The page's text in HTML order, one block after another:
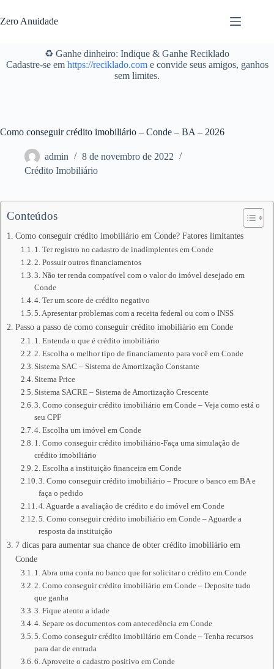
para
o
Zero Anuidade
♻️ Ganhe dinheiro: Indique & Ganhe Reciklado
Cadastre-se em https://reciklado.come convide seus amigos, ganhos
sem limites.
Como conseguir crédito imobiliário – Conde – BA – 2026
admin
8 de novembro de 2022
Crédito Imobiliário
Conteúdos
Como conseguir crédito imobiliário em Conde? Fatores limitantes
1. Ter registro no cadastro de inadimplentes em Conde
2. Possuir outros financiamentos
3. Não ter renda compatível com o valor do imóvel desejado em
Conde
4. Ter um score de crédito negativo
5. Apresentar problemas com a receita federal ou com o INSS
Passo a passo de como conseguir crédito imobiliário em Conde
1. Entenda o que é crédito imobiliário
2. Escolha o melhor tipo de financiamento para você em Conde
Sistema SAC – Sistema de Amortização Constante
Sitema Price
Sistema SACRE – Sistema de Amortização Crescente
3. Como conseguir crédito imobiliário em Conde – Veja como está o
seu CPF
4. Escolha um imóvel em Conde
1. Como conseguir crédito imobiliário-Faça uma simulação de
crédito imobiliário
2. Escolha a instituição financeira em Conde
3. Como conseguir crédito imobiliário – Procure o banco em BA e
faça o pedido
4. Aguarde a avaliação de crédito e do imóvel em Conde
5. Como conseguir crédito imobiliário em Conde – Aguarde a
resposta da instituição
7 dicas para aumentar sua chance de obter crédito imobiliário em
Conde
1. Abra uma conta no banco que for solicitar o crédito em Conde
2. Como conseguir crédito imobiliário em Conde – Deposite tudo
que ganha
3. Fique atento a idade
4. Separe os documentos com antecedência em Conde
5. Como conseguir crédito imobiliário em Conde – Tenha recursos
para dar de entrada
6. Aproveite o cadastro positivo em Conde